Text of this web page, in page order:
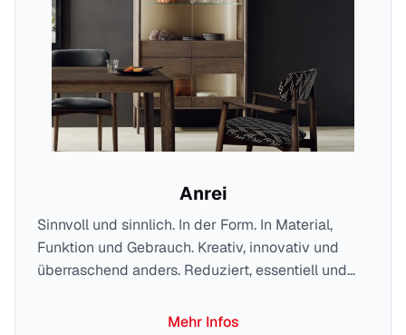
Anrei
Sinnvoll und sinnlich. In der Form. In Material,
Funktion und Gebrauch. Kreativ, innovativ und
überraschend anders. Reduziert, essentiell und
und gefertigt in Deutschland. Das Wesen macht
Mehr Infos